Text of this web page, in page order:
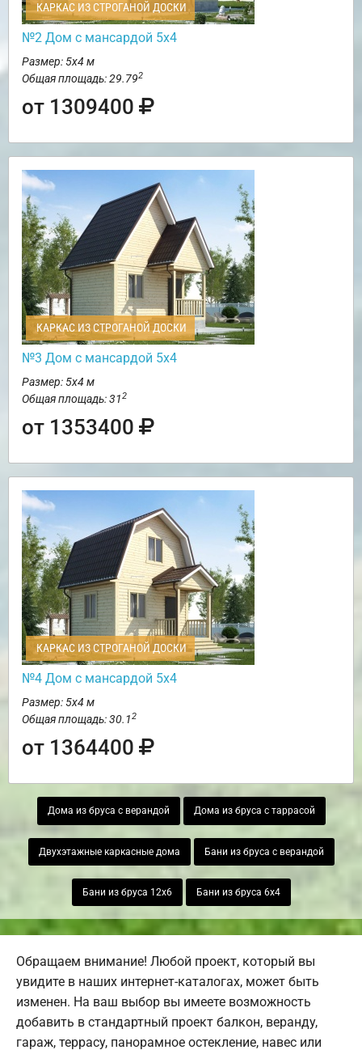
КАРКАС ИЗ СТРОГАНОЙ ДОСКИ
№2 Дом с мансардой 5х4
Размер: 5х4 м
Общая площадь: 29.792
от 1309400
КАРКАС ИЗ СТРОГАНОЙ ДОСКИ
№3 Дом с мансардой 5х4
Размер: 5х4 м
Общая площадь: 312
от 1353400
КАРКАС ИЗ СТРОГАНОЙ ДОСКИ
№4 Дом с мансардой 5х4
Размер: 5х4 м
Общая площадь: 30.12
от 1364400
Дома из бруса с верандой Дома из бруса с таррасой
Двухэтажные каркасные дома Бани из бруса с верандой
Бани из бруса 12х6 Бани из бруса 6х4
Обращаем внимание! Любой проект, который вы
увидите в наших интернет-каталогах, может быть
изменен. На ваш выбор вы имеете возможность
добавить в стандартный проект балкон, веранду,
гараж, террасу, панорамное остекление, навес или